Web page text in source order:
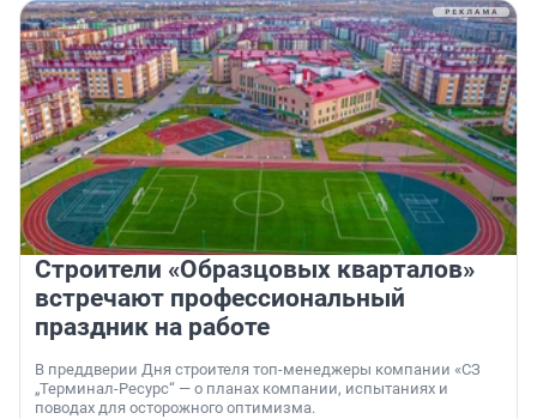
Строители «Образцовых кварталов»
встречают профессиональный
праздник на работе
В преддверии Дня строителя топ-менеджеры компании «СЗ
„Терминал-Ресурс“ — о планах компании, испытаниях и
поводах для осторожного оптимизма.